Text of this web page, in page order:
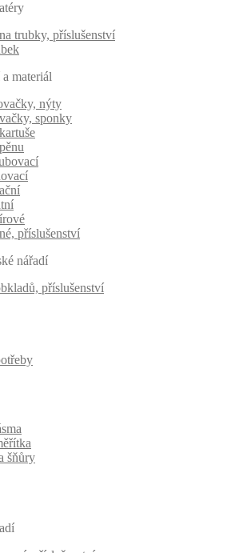
trubky, příslušenství
materiál
nýty
sponky
příslušenství
nářadí
příslušenství
šňůry